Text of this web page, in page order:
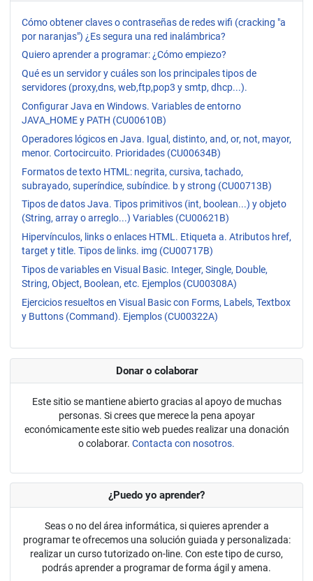
Cómo obtener claves o contraseñas de redes wifi (cracking "a
por naranjas") ¿Es segura una red inalámbrica?
Quiero aprender a programar: ¿Cómo empiezo?
Qué es un servidor y cuáles son los principales tipos de
servidores (proxy,dns, web,ftp,pop3 y smtp, dhcp...).
Configurar Java en Windows. Variables de entorno
JAVA_HOME y PATH (CU00610B)
Operadores lógicos en Java. Igual, distinto, and, or, not, mayor,
menor. Cortocircuito. Prioridades (CU00634B)
Formatos de texto HTML: negrita, cursiva, tachado,
subrayado, superíndice, subíndice. b y strong (CU00713B)
Tipos de datos Java. Tipos primitivos (int, boolean...) y objeto
(String, array o arreglo...) Variables (CU00621B)
Hipervínculos, links o enlaces HTML. Etiqueta a. Atributos href,
target y title. Tipos de links. img (CU00717B)
Tipos de variables en Visual Basic. Integer, Single, Double,
String, Object, Boolean, etc. Ejemplos (CU00308A)
Ejercicios resueltos en Visual Basic con Forms, Labels, Textbox
y Buttons (Command). Ejemplos (CU00322A)
Donar o colaborar
Este sitio se mantiene abierto gracias al apoyo de muchas
personas. Si crees que merece la pena apoyar
económicamente este sitio web puedes realizar una donación
o colaborar. Contacta con nosotros.
¿Puedo yo aprender?
Seas o no del área informática, si quieres aprender a
programar te ofrecemos una solución guiada y personalizada:
realizar un curso tutorizado on-line. Con este tipo de curso,
podrás aprender a programar de forma ágil y amena.